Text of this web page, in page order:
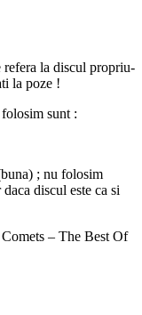
la discul propriu-
la poze !
sunt :
; nu folosim
discul este ca si
– The Best Of